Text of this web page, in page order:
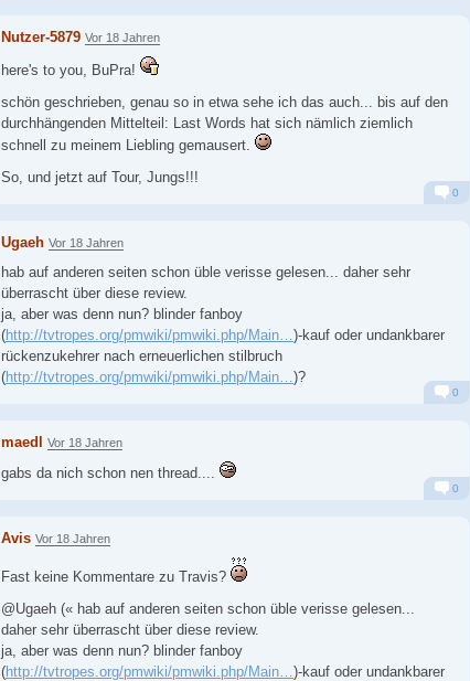
Nutzer-5879 Vor 18 Jahren
here's to you, BuPra!
schön geschrieben, genau so in etwa sehe ich das auch... bis auf den
durchhängenden Mittelteil: Last Words hat sich nämlich ziemlich
schnell zu meinem Liebling gemausert.
So, und jetzt auf Tour, Jungs!!!
0
Ugaeh Vor 18 Jahren
hab auf anderen seiten schon üble verisse gelesen... daher sehr
überrascht über diese review.
ja, aber was denn nun? blinder fanboy
(http://tvtropes.org/pmwiki/pmwiki.php/Main… )-kauf oder undankbarer
rückenzukehrer nach erneuerlichen stilbruch
(http://tvtropes.org/pmwiki/pmwiki.php/Main… )?
0
maedl Vor 18 Jahren
gabs da nich schon nen thread....
0
Avis Vor 18 Jahren
Fast keine Kommentare zu Travis?
@Ugaeh (« hab auf anderen seiten schon üble verisse gelesen...
daher sehr überrascht über diese review.
ja, aber was denn nun? blinder fanboy
(http://tvtropes.org/pmwiki/pmwiki.php/Main… )-kauf oder undankbarer